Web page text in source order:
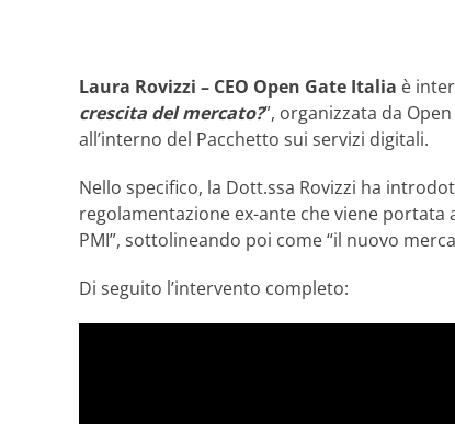
Laura Rovizzi – CEO Open Gate Italia è
crescita del mercato?”, organizzata da
all’interno del Pacchetto sui servizi digitali.
Nello specifico, la Dott.ssa Rovizzi ha
regolamentazione ex-ante che viene
PMI”, sottolineando poi come “il nuovo
Di seguito l’intervento completo: